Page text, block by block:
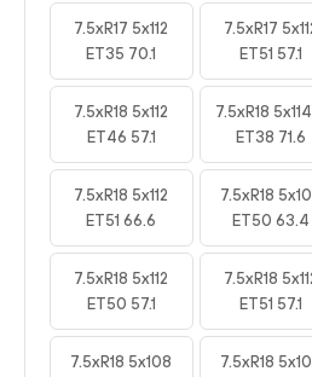
7.5xR17 5x112
ET35 70.1
7.5xR17
ET51 57.1
7.5xR18 5x112
ET46 57.1
7.5xR18
ET38 71.6
7.5xR18 5x112
ET51 66.6
7.5xR18
ET50 63.4
7.5xR18 5x112
ET50 57.1
7.5xR18
ET51 57.1
7.5xR18 5x108
7.5xR18